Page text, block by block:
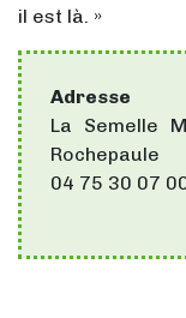
il est là. »
Adresse
La Semelle
Rochepaule
04 75 30 07